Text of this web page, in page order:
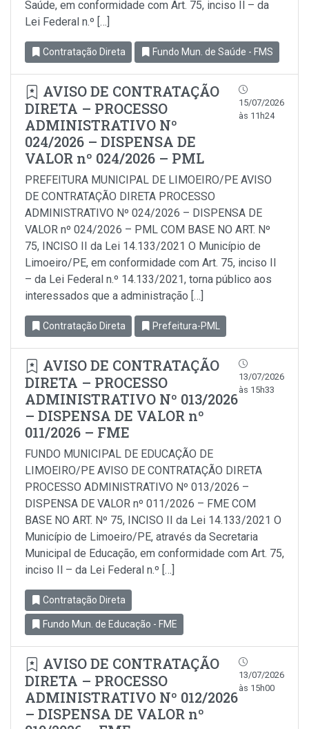
Saúde, em conformidade com Art. 75, inciso Il – da
Lei Federal n.º […]
Contratação Direta Fundo Mun. de Saúde - FMS
AVISO DE CONTRATAÇÃO
DIRETA – PROCESSO
ADMINISTRATIVO Nº
024/2026 – DISPENSA DE
VALOR nº 024/2026 – PML
15/07/2026
às 11h24
PREFEITURA MUNICIPAL DE LIMOEIRO/PE AVISO
DE CONTRATAÇÃO DIRETA PROCESSO
ADMINISTRATIVO Nº 024/2026 – DISPENSA DE
VALOR nº 024/2026 – PML COM BASE NO ART. Nº
75, INCISO II da Lei 14.133/2021 O Município de
Limoeiro/PE, em conformidade com Art. 75, inciso Il
– da Lei Federal n.º 14.133/2021, torna público aos
interessados que a administração […]
Contratação Direta Prefeitura-PML
AVISO DE CONTRATAÇÃO
DIRETA – PROCESSO
ADMINISTRATIVO Nº 013/2026
– DISPENSA DE VALOR nº
011/2026 – FME
13/07/2026
às 15h33
FUNDO MUNICIPAL DE EDUCAÇÃO DE
LIMOEIRO/PE AVISO DE CONTRATAÇÃO DIRETA
PROCESSO ADMINISTRATIVO Nº 013/2026 –
DISPENSA DE VALOR nº 011/2026 – FME COM
BASE NO ART. Nº 75, INCISO II da Lei 14.133/2021 O
Município de Limoeiro/PE, através da Secretaria
Municipal de Educação, em conformidade com Art. 75,
inciso Il – da Lei Federal n.º […]
Contratação Direta
Fundo Mun. de Educação - FME
AVISO DE CONTRATAÇÃO
DIRETA – PROCESSO
ADMINISTRATIVO Nº 012/2026
– DISPENSA DE VALOR nº
13/07/2026
às 15h00